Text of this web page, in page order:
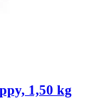
1,50 kg